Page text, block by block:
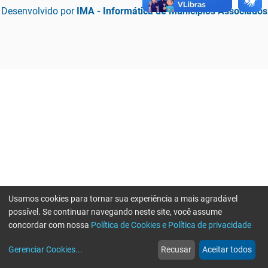
Desenvolvido por IMA - Informática de Municípios Associados
web
Notícias
more_horiz
Mais
Usamos cookies para tornar sua experiência a mais agradável
possível. Se continuar navegando neste site, você assume
concordar com nossa Política de Cookies e Política de privacidade
Gerenciar Cookies... Recusar Aceitar todos
Erro ao enviar informações, por favor tente novamente